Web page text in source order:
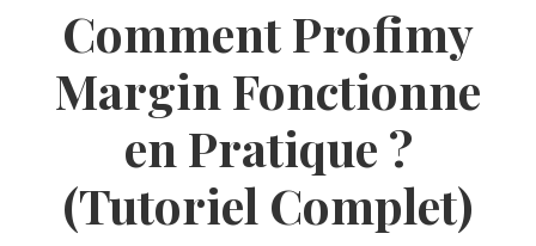
Comment Profimy
Margin Fonctionne
en Pratique ?
(Tutoriel Complet)